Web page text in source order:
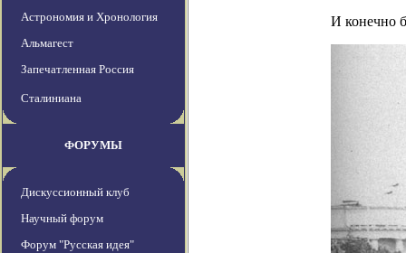
Астрономия и Хронология
Альмагест
Запечатленная Россия
Сталиниана
ФОРУМЫ
Дискуссионный клуб
Научный форум
Форум "Русская идея"
И конечно